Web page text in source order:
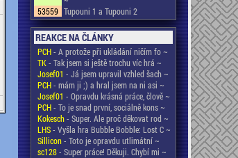
53559 Tupouni 1 a Tupouni 2
REAKCE NA ČLÁNKY
PCH- A protože při ukládání ničím fo ~
TK- Tak jsem si ještě trochu víc hrá ~
Josef01 - Já jsem upravil vzhled šach ~
PCH- mám ji ;) a hral jsem na ni asi ~
Josef01 - Opravdu krásná práce, člově ~
PCH- To je snad první, sociálně kons ~
Kokesch- Super. Ale proč děkovat rod ~
LHS- Vyšla hra Bubble Bobble: Lost C ~
Sillicon- Toto je opravdu utlimátní ~
sc128- Super práce! Děkuji. Chybí mi ~